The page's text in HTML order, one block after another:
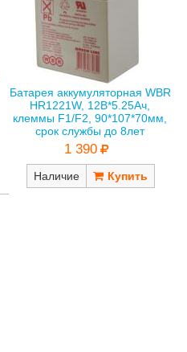
Батарея аккумуляторная WBR
HR1221W, 12В*5.25Ач,
клеммы F1/F2, 90*107*70мм,
срок службы до 8лет
1 390
Наличие